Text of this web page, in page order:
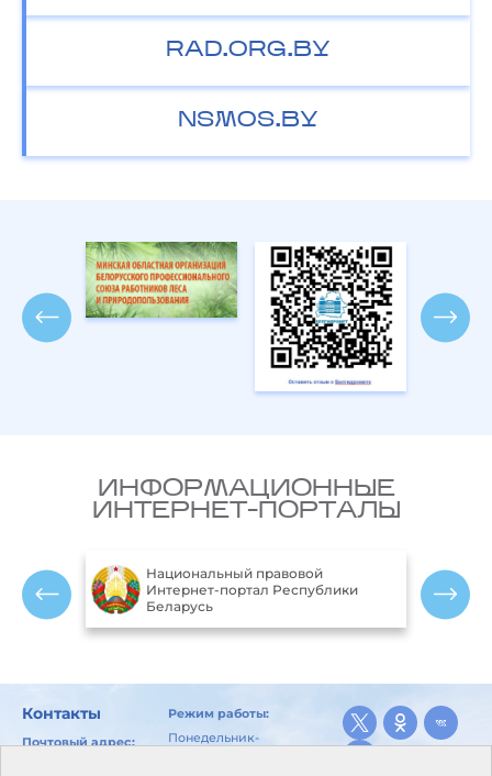
RAD.ORG.BY
NSMOS.BY
ИНФОРМАЦИОННЫЕ
ИНТЕРНЕТ-ПОРТАЛЫ
Национальный правовой
Интернет-портал Республики
Беларусь
Контакты
Почтовый адрес:
Режим работы:
Понедельник-